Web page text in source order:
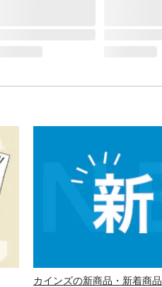
カインズの新商品・新着商品